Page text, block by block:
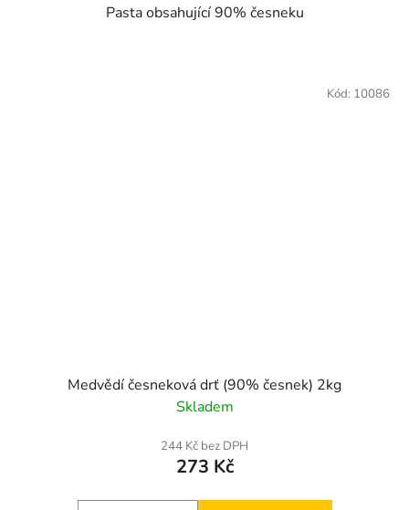
Pasta obsahující 90% česneku
Medvědí česneková drť (90% česnek) 2kg
Skladem
244 Kč bez DPH
273 Kč
Kód: 10086